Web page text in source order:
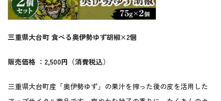
三重県大台町 食べる奥伊勢ゆず胡椒×2個
販売価格 ：2,500円（消費税込）
三重県大台町産「奥伊勢ゆず」の果汁を搾った後の皮を活用した